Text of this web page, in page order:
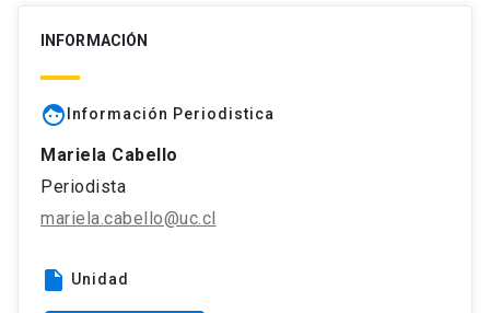
INFORMACIÓN
face Información Periodistica
Mariela Cabello
Periodista
mariela.cabello@uc.cl
insert_drive_file Unidad